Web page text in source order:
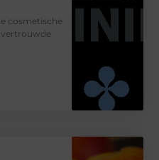
cosmetische
vertrouwde